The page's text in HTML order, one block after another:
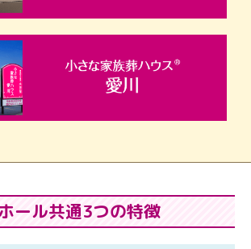
ール共通3つの特徴